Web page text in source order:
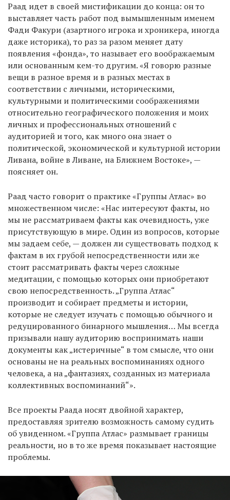
Раад идет в своей мистификации до конца: он то
выставляет часть работ под вымышленным именем
Фади Факури (азартного игрока и хроникера, иногда
даже историка), то раз за разом меняет дату
появления «фонда», то называет его воображаемым
или основанным кем-то другим. «Я говорю разные
вещи в разное время и в разных местах в
соответствии с личными, историческими,
культурными и политическими соображениями
относительно географического положения и моих
личных и профессиональных отношений с
аудиторией и того, как много она знает о
политической, экономической и культурной истории
Ливана, войне в Ливане, на Ближнем Востоке», —
поясняет он.
Раад часто говорит о практике «Группы Атлас» во
множественном числе: «Нас интересуют факты, но
мы не рассматриваем факты как очевидность, уже
присутствующую в мире. Один из вопросов, которые
мы задаем себе, — должен ли существовать подход к
фактам в их грубой непосредственности или же
стоит рассматривать факты через сложные
медитации, с помощью которых они приобретают
свою непосредственность. „Группа Атлас“
производит и собирает предметы и истории,
которые не следует изучать с помощью обычного и
редуцированного бинарного мышления… Мы всегда
призывали нашу аудиторию воспринимать наши
документы как „истеричные“ в том смысле, что они
основаны не на реальных воспоминаниях одного
человека, а на „фантазиях, созданных из материала
коллективных воспоминаний“».
Все проекты Раада носят двойной характер,
предоставляя зрителю возможность самому судить
об увиденном. «Группа Атлас» размывает границы
реальности, но в то же время показывает настоящие
проблемы.